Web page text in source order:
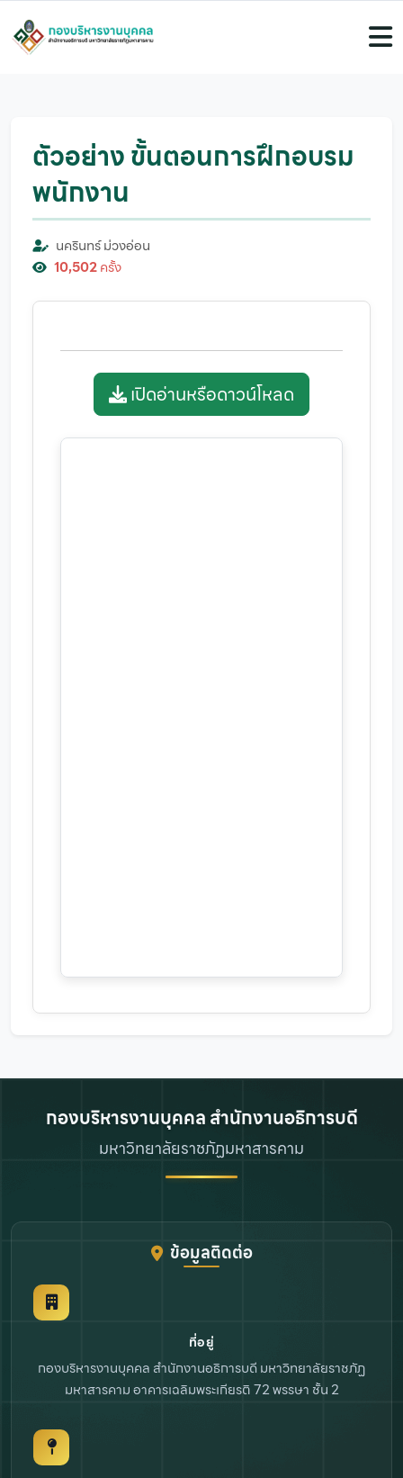
ตัวอย่าง ขั้นตอนการฝึกอบรม
พนักงาน
นครินทร์ ม่วงอ่อน
10,502ครั้ง
เปิดอ่านหรือดาวน์โหลด
กองบริหารงานบุคคล สำนักงานอธิการบดี
มหาวิทยาลัยราชภัฏมหาสารคาม
ข้อมูลติดต่อ
ที่อยู่
กองบริหารงานบุคคล สำนักงานอธิการบดีมหาวิทยาลัยราชภัฏ
มหาสารคามอาคารเฉลิมพระเกียรติ 72 พรรษา ชั้น 2